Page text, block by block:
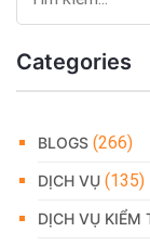
Categories
BLOGS (266)
DỊCH VỤ (135)
DỊCH VỤ KIỂM